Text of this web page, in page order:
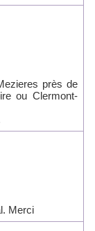
près de
ou Clermont-
Merci